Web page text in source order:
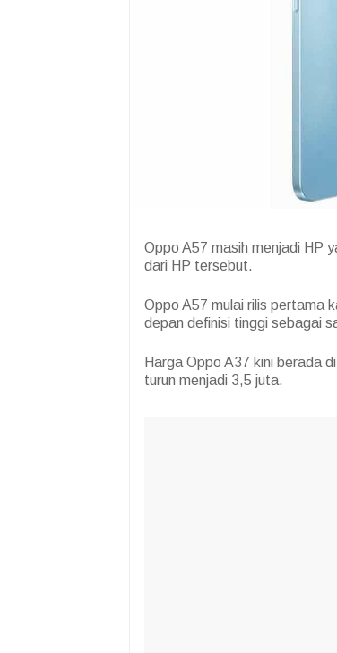
Oppo A57 masih menjadi HP
dari HP tersebut.
Oppo A57 mulai rilis pertama
depan definisi tinggi sebagai
Harga Oppo A37 kini berada
turun menjadi 3,5 juta.